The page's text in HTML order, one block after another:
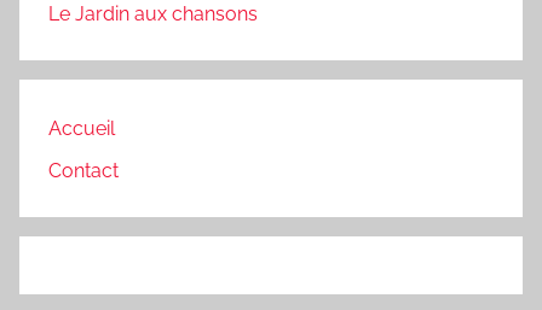
Le Jardin aux chansons
Accueil
Contact